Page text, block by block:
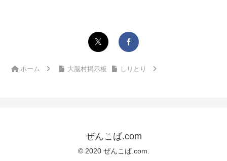
ホーム 大脳村掲示板 しりとり
ぜんこば.com
© 2020 ぜんこば.com.